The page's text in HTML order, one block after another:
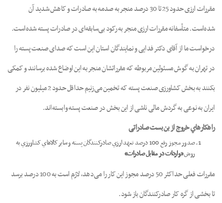
مقررات ارزی حدود 25 تا 30 درصد منجر به صدمه به صادرات و کاهش شدید آن
شده‌است. متأسفانه مقررات ارزی منجر به رکود بی‌سابقه‌ای در صادرات پسته شده‌است.
درخواست ما از آقای دکتر فدایی و نمایندگان استان این است که صدای صنعت پسته را
در تهران به گوش مسئولین مربوطه که مقرراتشان منجر به این اوضاع شده برسانند و کمکی
بکنند به بخش کشاورزی صنعت پسته که تخمین می‌زنیم حداقل حدود 2 میلیون نفر در
ایران به نوعی به گردش مالی ناشی از این بخش در صنعت پسته وابسته‌اند.
راهکارهايخروجازبنبستصادراتی
صدور مجوز رفع 100 درصد تعهد ارزي صادرکنندگان پسته و سایر کالاهاي کشاورزي به
روش«وارداتدرمقابلصادرات»
مقررات فعلی حداکثر 50 درصد مجوز این کار را می‌دهد، لازم است به 100 درصد برسد
تا بخشی از گره کار صادرکنندگان باز شود.